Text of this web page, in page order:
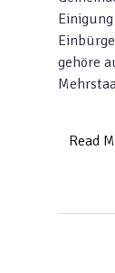
gehöre
Read